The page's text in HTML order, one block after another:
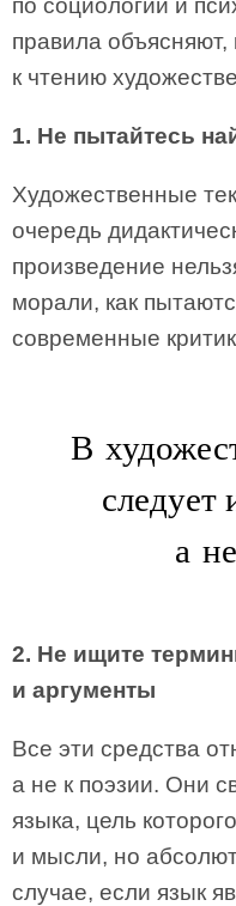
по социологии и
правила
к чтению
1. Не пытайтесь
Художественные
очередь
произведение
морали, как
современные
В
следует
а
2. Не ищите
и аргументы
Все эти средства
а не к поэзии. Они
языка, цель
и мысли, но
случае, если язык